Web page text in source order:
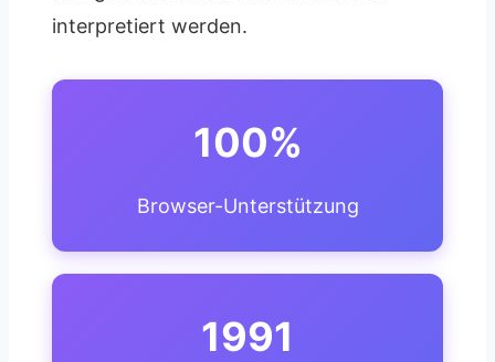
interpretiert werden.
100%
Browser-Unterstützung
1991